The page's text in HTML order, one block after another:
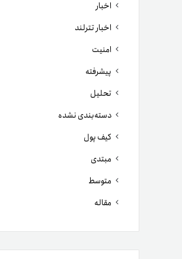
اخبار
اخبار تترلند
امنیت
پیشرفته
تحلیل
دسته‌بندی نشده
کیف پول
مبتدی
متوسط
مقاله